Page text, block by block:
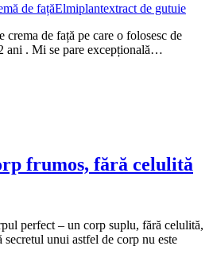
de fațăElmiplantextract de gutuie
crema de față pe care o folosesc de
ani . Mi se pare excepțională…
frumos, fără celulită
perfect – un corp suplu, fără celulită,
unui astfel de corp nu este